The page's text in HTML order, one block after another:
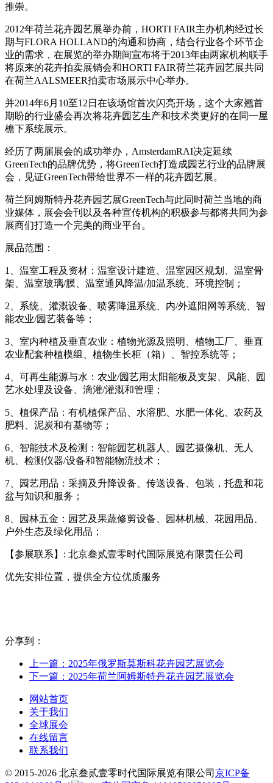
推崇。
2012年荷兰花卉园艺展举办前，HORTI FAIR主办机构经过长
期与FLORA HOLLAND的沟通和协商，结合行业各个环节企
业的需求，在展览的举办期间宣布将于2013年由两家机构联手
将原来的花卉拍卖展销会和HORTI FAIR荷兰花卉园艺展共同
在荷兰AALSMEER拍卖市场展示中心举办。
并2014年6月10至12日在该场馆首次闪亮开场，这个大家翘首
期盼的行业盛会再次将花卉园艺生产和技术类更好的在同一屋
檐下系统展示。
经历了两届展会的成功举办，AmsterdamRAI决定延续
GreenTech的品牌优势，将GreenTech打造成园艺行业的品牌展
会，见证GreenTech带给世界不一样的花卉园艺展。
荷兰阿姆斯特丹花卉园艺展GreenTech与此同时荷兰当地的商
业媒体，展会会刊以及各种宣传机构的积极参与都将共同为参
展商们打造一个完美的商业平台。
展品范围：
1、温室工程及资材：温室设计建造、温室园区规划、温室骨
架、温室玻璃/膜、温室通风降温/加温系统、环境控制；
2、系统、灌溉设备、喷雾降温系统、内/外遮阳网等系统、智
能农业/园艺装备等；
3、室内种植及垂直农业：植物光源及照明、植物工厂、垂直
农业配套种植模组、植物生长柜（箱）、智控系统等；
4、可再生能源与水：农业/园艺用太阳能板及支架、风能、园
艺水处理及设备、滴灌/灌溉和管理；
5、植保产品：有机植保产品、水溶肥、水肥一体化、农药及
肥料、泥炭和有基物等；
6、智能技术及检测：智能园艺机器人、园艺摄像机、无人
机、检测仪器/设备和智能物流技术；
7、园艺用品：采摘及升降设备、传送设备、包装，托盘和花
盆与知识和服务；
8、园林五金：园艺及果蔬修剪设备、园林机械、花园用品、
户外生态及绿化用品；
【参展联系】: 北京叁贰壹零时代国际展览有限责任公司
优先安排位置，提供全方位优质服务
分享到：
上一篇：2025年俄罗斯莫斯科花卉园艺展览会
下一篇：2025年荷兰阿姆斯特丹花卉园艺展览会
网站首页
关于我们
全球展会
在线留言
联系我们
© 2015-2026 北京叁贰壹零时代国际展览有限公司 京ICP备